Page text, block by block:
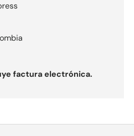
factura electrónica.